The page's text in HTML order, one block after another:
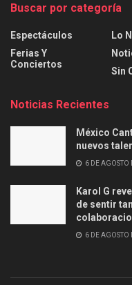
Buscar por categoría
Espectáculos
Ferias Y
Conciertos
Lo
Sin
Noticias Recientes
México
nuevos
6 DE AGOSTO
Karol G
de sentir
6 DE AGOSTO